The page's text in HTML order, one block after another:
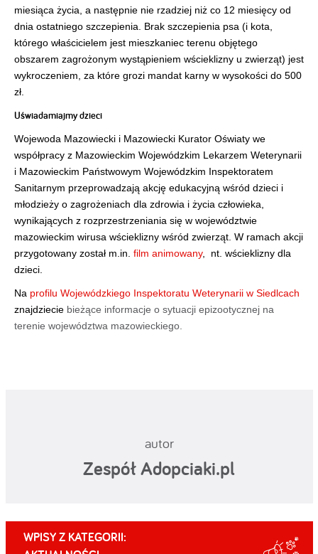
miesiąca życia, a następnie nie rzadziej niż co 12 miesięcy od
dnia ostatniego szczepienia. Brak szczepienia psa (i kota,
którego właścicielem jest mieszkaniec terenu objętego
obszarem zagrożonym wystąpieniem wścieklizny u zwierząt) jest
wykroczeniem, za które grozi mandat karny w wysokości do 500
zł.
Uświadamiajmy dzieci
Wojewoda Mazowiecki i Mazowiecki Kurator Oświaty we
współpracy z Mazowieckim Wojewódzkim Lekarzem Weterynarii
i Mazowieckim Państwowym Wojewódzkim Inspektoratem
Sanitarnym przeprowadzają akcję edukacyjną wśród dzieci i
młodzieży o zagrożeniach dla zdrowia i życia człowieka,
wynikających z rozprzestrzeniania się w województwie
mazowieckim wirusa wścieklizny wśród zwierząt. W ramach akcji
przygotowany został m.in. film animowany,  nt. wścieklizny dla
dzieci.
Na profilu Wojewódzkiego Inspektoratu Weterynarii w Siedlcach
znajdziecie bieżące informacje o sytuacji epizootycznej na
terenie województwa mazowieckiego.
autor
Zespół Adopciaki.pl
WPISY Z KATEGORII: